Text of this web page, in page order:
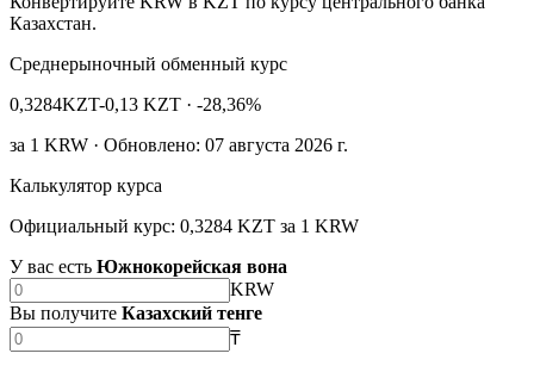
Казахстан.
Среднерыночный обменный курс
0,3284KZT-0,13 KZT · -28,36%
за 1 KRW · Обновлено: 07 августа 2026 г.
Калькулятор курса
Официальный курс: 0,3284 KZT за 1 KRW
У вас есть Южнокорейская вона
KRW
Вы получите Казахский тенге
₸